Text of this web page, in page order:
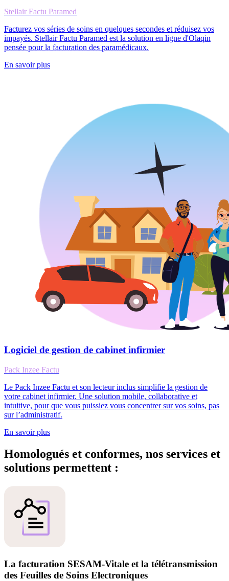
Stellair Factu Paramed
Facturez vos séries de soins en quelques secondes et réduisez vos
impayés. Stellair Factu Paramed est la solution en ligne d'Olaqin
pensée pour la facturation des paramédicaux.
En savoir plus
Logiciel de gestion de cabinet infirmier
Pack Inzee Factu
Le Pack Inzee Factu et son lecteur inclus simplifie la gestion de
votre cabinet infirmier. Une solution mobile, collaborative et
intuitive, pour que vous puissiez vous concentrer sur vos soins, pas
sur l’administratif.
En savoir plus
Homologués et conformes, nos services et
solutions permettent :
La facturation SESAM-Vitale et la télétransmission
des Feuilles de Soins Electroniques